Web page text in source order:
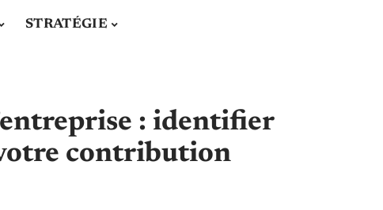
STRATÉGIE
: identifier
contribution